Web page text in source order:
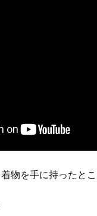
物を手に持ったと